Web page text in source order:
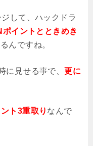
して、ハックドラ
ポイントとときめき
んですね。
に見せる事で、更に
ト3重取り なんで